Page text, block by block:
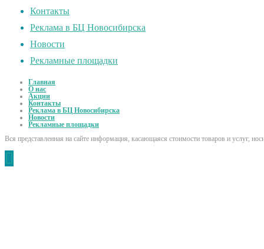
Контакты
Реклама в БЦ Новосибирска
Новости
Рекламные площадки
Главная
О нас
Акции
Контакты
Реклама в БЦ Новосибирска
Новости
Рекламные площадки
Вся представленная на сайте информация, касающаяся стоимости товаров и услуг,